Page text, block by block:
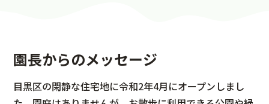
園長からのメッセージ
目黒区の閑静な住宅地に令和2年4月にオープンしまし